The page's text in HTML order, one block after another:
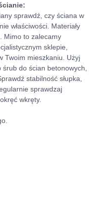
sprawdź, czy ściana w
właściwości. Materiały
Mimo to zalecamy
sklepie,
Twoim mieszkaniu. Użyj
do ścian betonowych,
stabilność słupka,
sprawdzaj
wkręty.